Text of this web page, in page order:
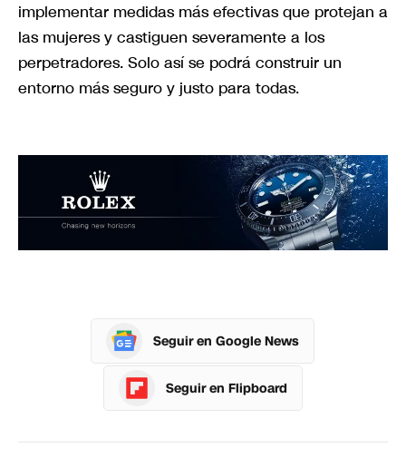
implementar medidas más efectivas que protejan a
las mujeres y castiguen severamente a los
perpetradores. Solo así se podrá construir un
entorno más seguro y justo para todas.
Seguir en Google News
Seguir en Flipboard